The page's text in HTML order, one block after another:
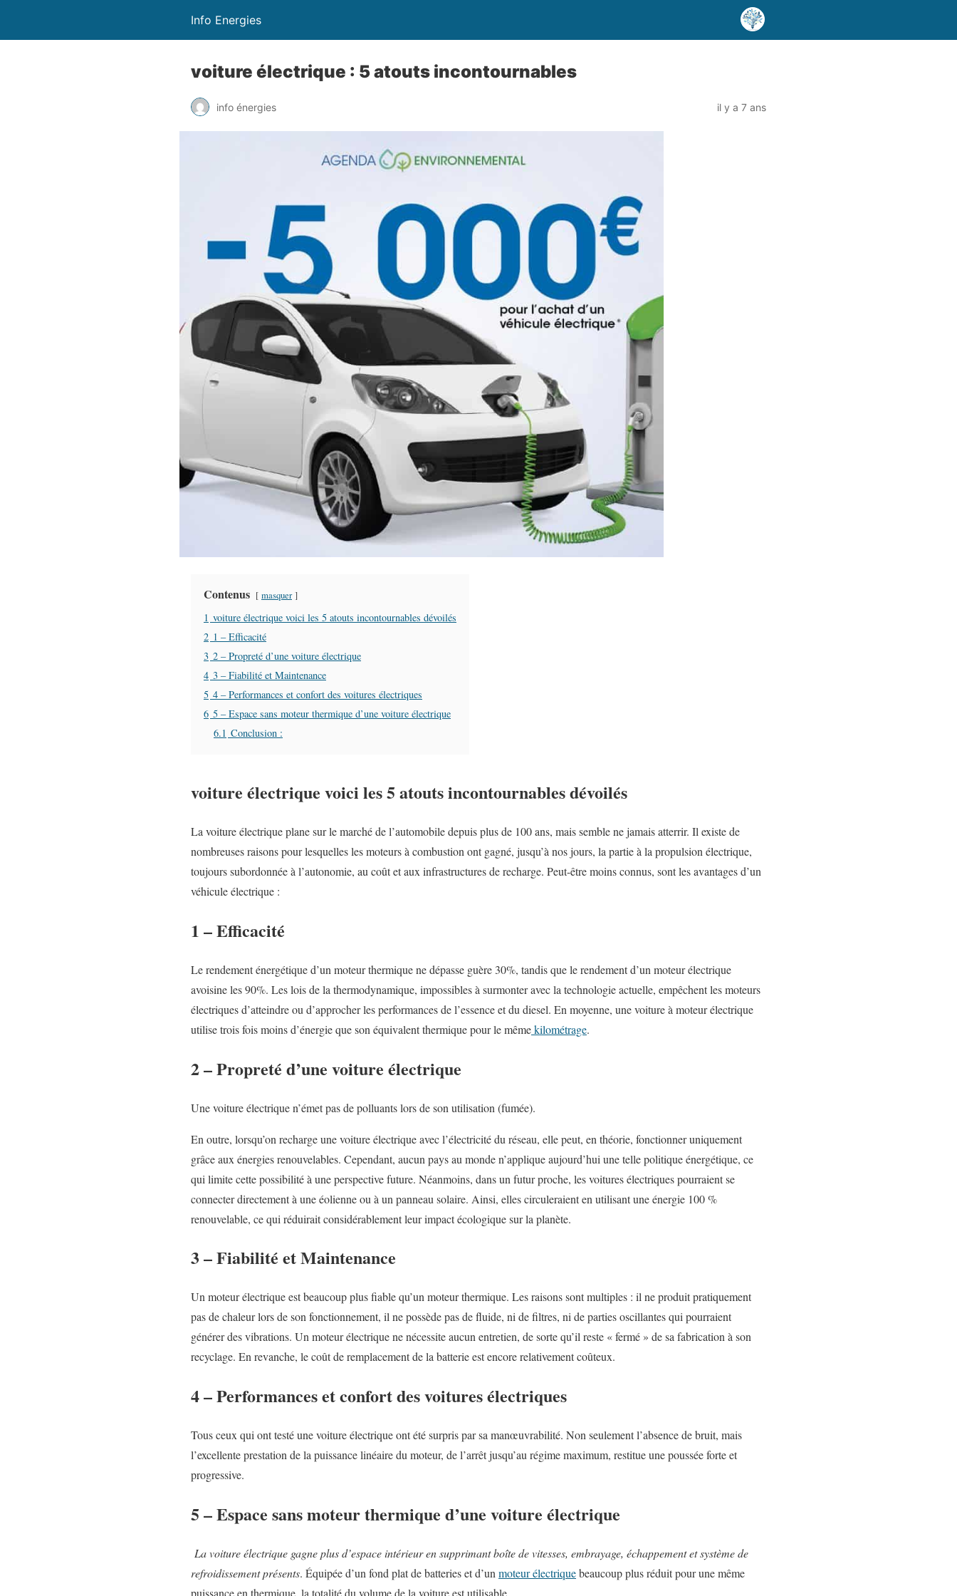
Info Energies
voiture électrique : 5 atouts incontournables
info énergies il y a 7 ans
Contenus masquer
1 voiture électrique voici les 5 atouts incontournables dévoilés
2 1 – Efficacité
3 2 – Propreté d’une voiture électrique
4 3 – Fiabilité et Maintenance
5 4 – Performances et confort des voitures électriques
6 5 – Espace sans moteur thermique d’une voiture électrique
6.1 Conclusion :
voiture électrique voici les 5 atouts incontournables dévoilés
La voiture électrique plane sur le marché de l’automobile depuis plus de 100 ans, mais semble ne jamais atterrir. Il existe de
nombreuses raisons pour lesquelles les moteurs à combustion ont gagné, jusqu’à nos jours, la partie à la propulsion électrique,
toujours subordonnée à l’autonomie, au coût et aux infrastructures de recharge. Peut-être moins connus, sont les avantages d’un
véhicule électrique :
1 – Efficacité
Le rendement énergétique d’un moteur thermique ne dépasse guère 30%, tandis que le rendement d’un moteur électrique
avoisine les 90%. Les lois de la thermodynamique, impossibles à surmonter avec la technologie actuelle, empêchent les moteurs
électriques d’atteindre ou d’approcher les performances de l’essence et du diesel. En moyenne, une voiture à moteur électrique
utilise trois fois moins d’énergie que son équivalent thermique pour le mêmekilométrage.
2 – Propreté d’une voiture électrique
Une voiture électrique n’émet pas de polluants lors de son utilisation (fumée).
En outre, lorsqu’on recharge une voiture électrique avec l’électricité du réseau, elle peut, en théorie, fonctionner uniquement
grâce aux énergies renouvelables. Cependant, aucun pays au monde n’applique aujourd’hui une telle politique énergétique, ce
qui limite cette possibilité à une perspective future. Néanmoins, dans un futur proche, les voitures électriques pourraient se
connecter directement à une éolienne ou à un panneau solaire. Ainsi, elles circuleraient en utilisant une énergie 100 %
renouvelable, ce qui réduirait considérablement leur impact écologique sur la planète.
3 – Fiabilité et Maintenance
Un moteur électrique est beaucoup plus fiable qu’un moteur thermique. Les raisons sont multiples : il ne produit pratiquement
pas de chaleur lors de son fonctionnement, il ne possède pas de fluide, ni de filtres, ni de parties oscillantes qui pourraient
générer des vibrations. Un moteur électrique ne nécessite aucun entretien, de sorte qu’il reste « fermé » de sa fabrication à son
recyclage. En revanche, le coût de remplacement de la batterie est encore relativement coûteux.
4 – Performances et confort des voitures électriques
Tous ceux qui ont testé une voiture électrique ont été surpris par sa manœuvrabilité. Non seulement l’absence de bruit, mais
l’excellente prestation de la puissance linéaire du moteur, de l’arrêt jusqu’au régime maximum, restitue une poussée forte et
progressive.
5 – Espace sans moteur thermique d’une voiture électrique
La voiture électrique gagne plus d’espace intérieur en supprimant boîte de vitesses, embrayage, échappement et système de
refroidissement présents. Équipée d’un fond plat de batteries et d’un moteur électriquebeaucoup plus réduit pour une même
puissance en thermique, la totalité du volume de la voiture est utilisable.